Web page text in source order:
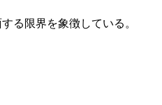
る限界を象徴している。